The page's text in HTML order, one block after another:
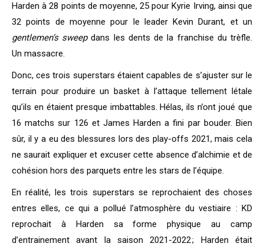
Harden à 28 points de moyenne, 25 pour Kyrie Irving, ainsi que
32 points de moyenne pour le leader Kevin Durant, et un
gentlemen’s sweepdans les dents de la franchise du trèfle.
Un massacre.
Donc, ces trois superstars étaient capables de s’ajuster sur le
terrain pour produire un basket à l’attaque tellement létale
qu’ils en étaient presque imbattables. Hélas, ils n’ont joué que
16 matchs sur 126 et James Harden a fini par bouder. Bien
sûr, il y a eu des blessures lors des play-offs 2021, mais cela
ne saurait expliquer et excuser cette absence d’alchimie et de
cohésion hors des parquets entre les stars de l’équipe.
En réalité, les trois superstars se reprochaient des choses
entres elles, ce qui a pollué l’atmosphère du vestiaire : KD
reprochait à Harden sa forme physique au camp
d’entrainement avant la saison 2021-2022 ; Harden était